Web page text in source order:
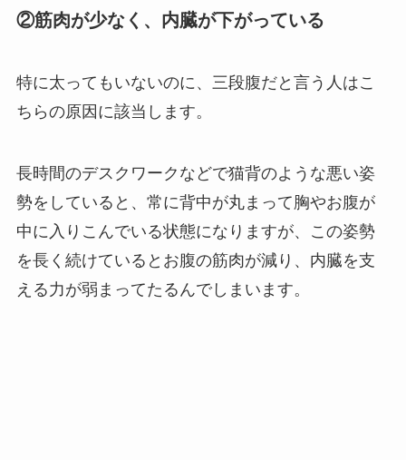
②筋肉が少なく、内臓が下がっている
特に太ってもいないのに、三段腹だと言う人はこ
ちらの原因に該当します。
長時間のデスクワークなどで猫背のような悪い姿
勢をしていると、常に背中が丸まって胸やお腹が
中に入りこんでいる状態になりますが、この姿勢
を長く続けているとお腹の筋肉が減り、内臓を支
える力が弱まってたるんでしまいます。